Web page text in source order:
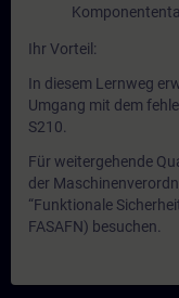
Ihr Vorteil:
In diesem Lernweg
Umgang mit dem
S210.
Für weitergehende
der
“Funktionale
FASAFN) besuchen.